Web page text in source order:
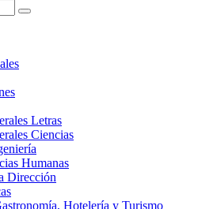
Letras
Ciencias
Humanas
Dirección
Hotelería y Turismo